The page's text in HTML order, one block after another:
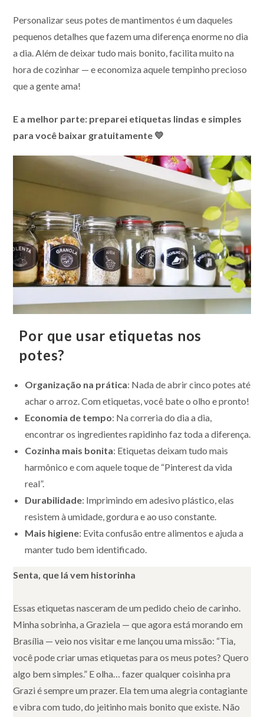
Personalizar seus potes de mantimentos é um daqueles
pequenos detalhes que fazem uma diferença enorme no dia
a dia. Além de deixar tudo mais bonito, facilita muito na
hora de cozinhar — e economiza aquele tempinho precioso
que a gente ama!
E a melhor parte: preparei etiquetas lindas e simples
para você baixar gratuitamente 💛
Por que usar etiquetas nos
potes?
Organização na prática: Nada de abrir cinco potes até
achar o arroz. Com etiquetas, você bate o olho e pronto!
Economia de tempo: Na correria do dia a dia,
encontrar os ingredientes rapidinho faz toda a diferença.
Cozinha mais bonita: Etiquetas deixam tudo mais
harmônico e com aquele toque de “Pinterest da vida
real”.
Durabilidade: Imprimindo em adesivo plástico, elas
resistem à umidade, gordura e ao uso constante.
Mais higiene: Evita confusão entre alimentos e ajuda a
manter tudo bem identificado.
Senta, que lá vem historinha
Essas etiquetas nasceram de um pedido cheio de carinho.
Minha sobrinha, a Graziela — que agora está morando em
Brasília — veio nos visitar e me lançou uma missão: “Tia,
você pode criar umas etiquetas para os meus potes? Quero
algo bem simples.” E olha… fazer qualquer coisinha pra
Grazi é sempre um prazer. Ela tem uma alegria contagiante
e vibra com tudo, do jeitinho mais bonito que existe. Não